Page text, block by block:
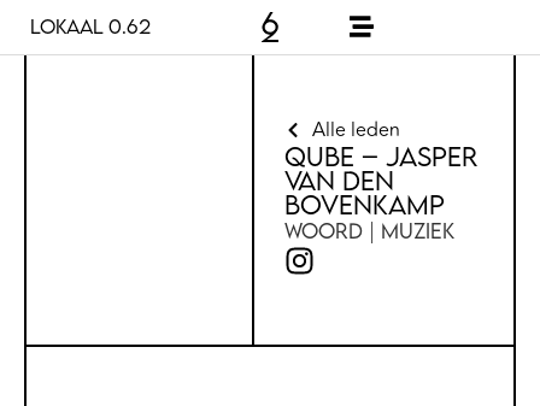
Lokaal 0.62
Alle leden
Qube – Jasper
van den
Bovenkamp
Woord | Muziek